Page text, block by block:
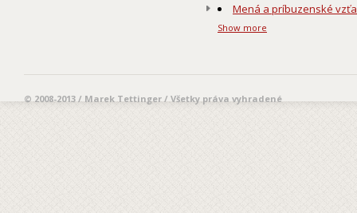
Mená a príbuzenské
Show more
© 2008-2013 / Marek Tettinger / Všetky práva vyhradené